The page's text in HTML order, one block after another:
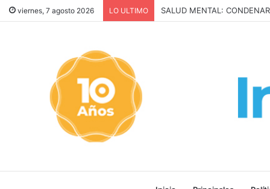
viernes, 7 agosto 2026 LO ULTIMO San Cayetano: Paz, Pan y